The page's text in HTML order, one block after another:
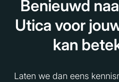
Benieuwd
Utica voor
kan
Laten we dan eens